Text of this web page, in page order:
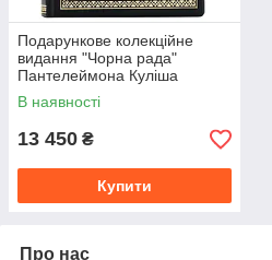
Подарункове колекційне
видання "Чорна рада"
Пантелеймона Куліша
В наявності
13 450 ₴
Купити
Про нас